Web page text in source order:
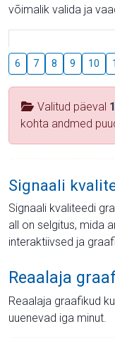
võimalik valida ja
6 7 8 9 10
Valitud päeval
kohta andmed
Signaali
Signaali kvaliteedi
all on selgitus, mida
interaktiivsed ja
Reaalaja
Reaalaja graafikud
uuenevad iga minut.